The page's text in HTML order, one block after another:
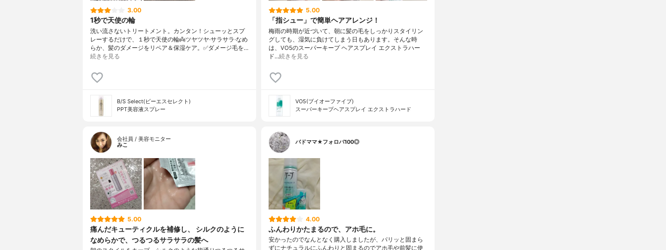
3.00
1秒で天使の輪
洗い流さないトリートメント。カンタン！シューッとスプ
レーするだけで、１秒で天使の輪👼ツヤツヤ·サラサラ·なめ
らか、髪のダメージをリペア＆保湿ケア。✅ダメージ毛を…
続きを見る
B/S Select(ビーエスセレクト)
PPT美容液スプレー
5.00
「指シュー」で簡単ヘアアレンジ！
梅雨の時期が近づいて、朝に髪の毛をしっかりスタイリン
グしても、湿気に負けてしまう日もあります。そんな時
は、VO5のスーパーキープ ヘアスプレイ エクストラハー
ド…続きを見る
VO5(ブイオーファイブ)
スーパーキープヘアスプレイ エクストラハード
会社員 / 美容モニター
みこ
5.00
痛んだキューティクルを補修し、 シルクのように
なめらかで、つるつるサラサラの髪へ
バドママ★フォロバ100◎
4.00
ふんわりかたまるので、アホ毛に。
安かったのでなんとなく購入しましたが、パリッと固まら
ずにナチュラルにふんわりと固まるのでアホ毛や前髪に使